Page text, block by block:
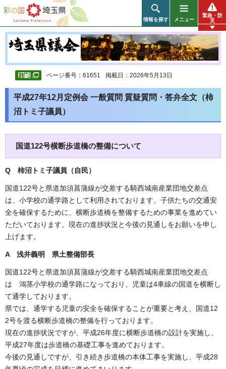
彩の国 埼玉県
情報を探す メニュー
緊急・防
災
ページ番号：61651 掲載日：2026年5月13日
平成27年12月定例会 一般質問 質疑質問・答弁全文（柿
沼トミ子議員）
国道122号横断歩道橋の整備について
Q 柿沼トミ子議員（自民）
国道122号と県道加須菖蒲線が交差する騎西城南産業団地交差点
は、小学校の通学路として利用されております。子供たちの交通安
全を確保するために、横断歩道橋を整備するための事業を進めてい
ただいております。現在の進捗状況と今後の見通しをお願いを申し
上げます。
A 浅井義明 県土整備部長
国道122号と県道加須菖蒲線が交差する騎西城南産業団地交差点
は 鴻茎小学校の通学路になっており、児童は4車線の国道を横断し
て通学しております。
県では、通学する児童の安全を確保することが重要と考え、国道12
2号を渡る横断歩道橋の整備を行っております。
現在の進捗状況ですが、平成26年度に横断歩道橋の設計を実施し、
平成27年度は歩道橋の基礎工事を進めております。
今後の見通しですが、引き続き歩道橋の本体工事を実施し、平成28